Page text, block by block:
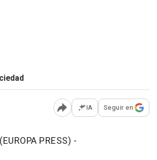
Abrir opciones para
IA Seguir en
PRESS) -